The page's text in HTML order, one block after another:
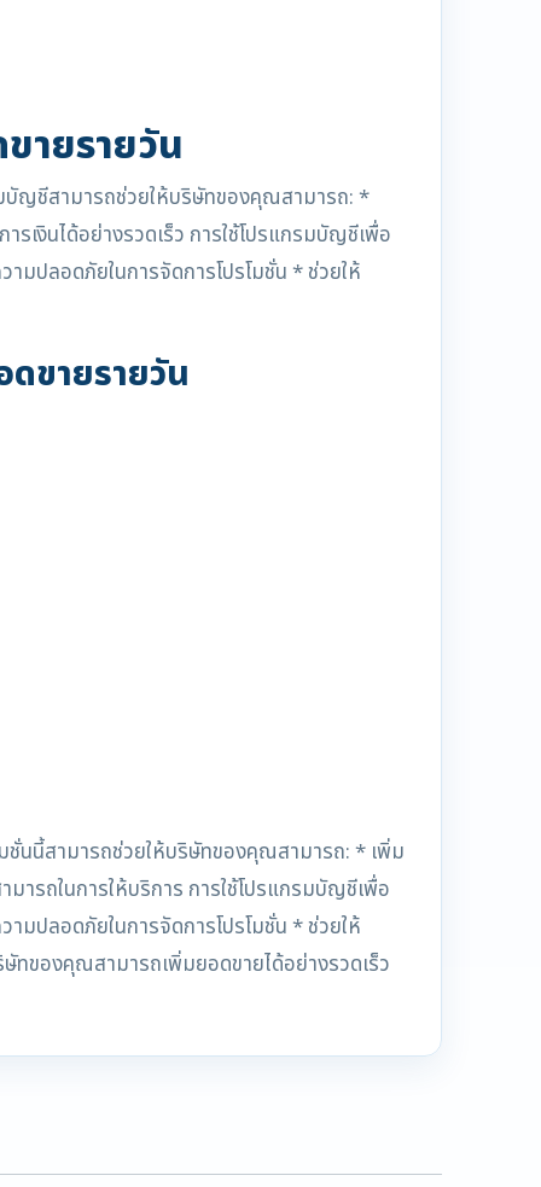
ายรายวัน
บัญชีสามารถช่วยให้บริษัทของคุณสามารถ: *
เงินได้อย่างรวดเร็ว การใช้โปรแกรมบัญชีเพื่อ
มปลอดภัยในการจัดการโปรโมชั่น * ช่วยให้
ขายรายวัน
ชั่นนี้สามารถช่วยให้บริษัทของคุณสามารถ: * เพิ่ม
ารถในการให้บริการ การใช้โปรแกรมบัญชีเพื่อ
มปลอดภัยในการจัดการโปรโมชั่น * ช่วยให้
ทของคุณสามารถเพิ่มยอดขายได้อย่างรวดเร็ว